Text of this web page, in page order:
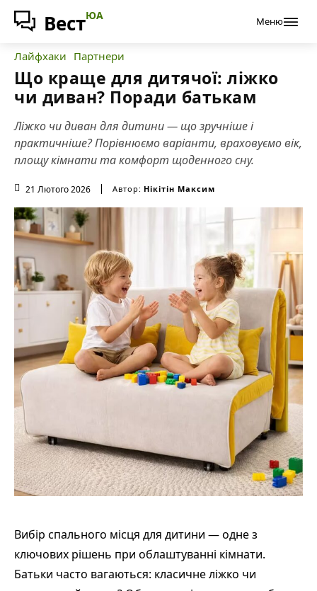
ВестЮА Меню
Лайфхаки Партнери
Що краще для дитячої: ліжко
чи диван? Поради батькам
Ліжко чи диван для дитини — що зручніше і
практичніше? Порівнюємо варіанти, враховуємо вік,
площу кімнати та комфорт щоденного сну.
21 Лютого 2026 Автор: Нікітін Максим
Вибір спального місця для дитини — одне з
ключових рішень при облаштуванні кімнати.
Батьки часто вагаються: класичне ліжко чи